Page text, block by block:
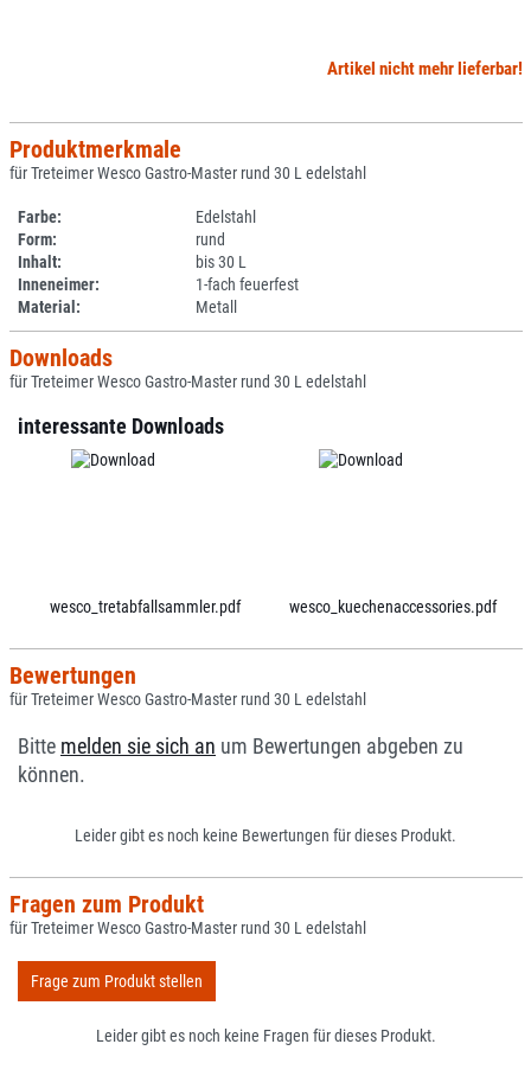
Artikel nicht mehr lieferbar!
Produktmerkmale
für Treteimer Wesco Gastro-Master rund 30 L edelstahl
Farbe:
Edelstahl
Form:
rund
Inhalt:
bis 30 L
Inneneimer:
1-fach feuerfest
Material:
Metall
Downloads
für Treteimer Wesco Gastro-Master rund 30 L edelstahl
interessante Downloads
wesco_tretabfallsammler.pdf wesco_kuechenaccessories.pdf
Bewertungen
für Treteimer Wesco Gastro-Master rund 30 L edelstahl
Bitte melden sie sich an um Bewertungen abgeben zu
können.
Leider gibt es noch keine Bewertungen für dieses Produkt.
Fragen zum Produkt
für Treteimer Wesco Gastro-Master rund 30 L edelstahl
Frage zum Produkt stellen
Leider gibt es noch keine Fragen für dieses Produkt.